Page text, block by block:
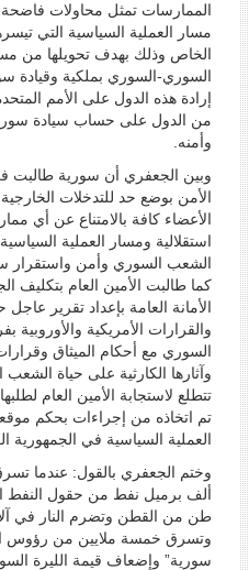
الممارسات تمثل محاولات فاضحة
مسار العملية السياسية التي
الخاص وذلك بهدف تحويلها من
السوري-السوري بملكية
إرادة هذه الدول على الأمم
من الدول على حساب سيادة
وأمنه.
وبين الجعفري أن سورية طالبت
الأمن بوضع حد للتدخلات
الأعضاء كافة بالامتناع عن أي
استقلالية ومسار العملية
الشعب السوري وأمن واستقرار
كما طالبت الأمين العام بتكليف
الأمانة العامة بإعداد تقرير
والقرارات الأمريكية
السوري مع أحكام الميثاق
وآثارها الكارثية على حياة
تتطلع لاستجابة الأمين العام
تم اتخاذه من إجراءات بحكم
العملية السياسية في الجمهورية
طن من القطن وتضرم النار في
وتسرق خمسة ملايين من رؤوس
سورية” وإضعاف قيمة الليرة